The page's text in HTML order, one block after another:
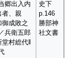
郷出入内
者、親
成敗之
兵衛五郎
村総代‖
史下
p.146
勝部神
社文書